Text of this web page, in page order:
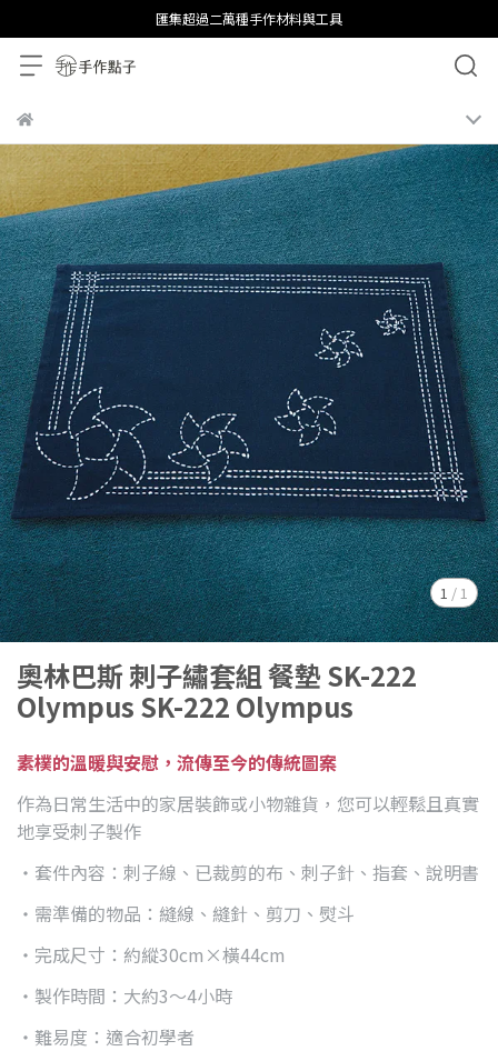
匯集超過二萬種手作材料與工具
1 / 1
奧林巴斯 刺子繡套組 餐墊 SK-222
Olympus SK-222 Olympus
素樸的溫暖與安慰，流傳至今的傳統圖案
作為日常生活中的家居裝飾或小物雜貨，您可以輕鬆且真實
地享受刺子製作
・套件內容：刺子線、已裁剪的布、刺子針、指套、說明書
・需準備的物品：縫線、縫針、剪刀、熨斗
・完成尺寸：約縱30cm×橫44cm
・製作時間：大約3～4小時
・難易度：適合初學者